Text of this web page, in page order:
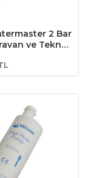
2 Bar
ve Tekne